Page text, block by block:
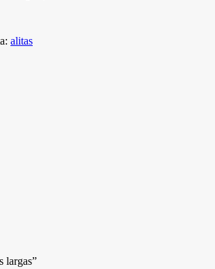
alitas
largas”